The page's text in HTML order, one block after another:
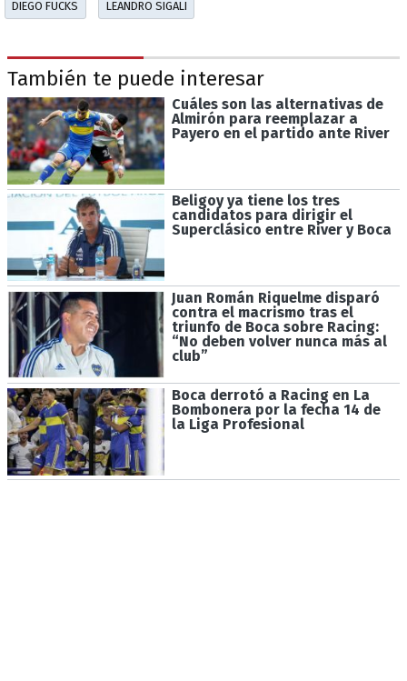
DIEGO FUCKS LEANDRO SIGALI
También te puede interesar
Cuáles son las alternativas de
Almirón para reemplazar a
Payero en el partido ante River
Beligoy ya tiene los tres
candidatos para dirigir el
Superclásico entre River y Boca
Juan Román Riquelme disparó
contra el macrismo tras el
triunfo de Boca sobre Racing:
“No deben volver nunca más al
club”
Boca derrotó a Racing en La
Bombonera por la fecha 14 de
la Liga Profesional